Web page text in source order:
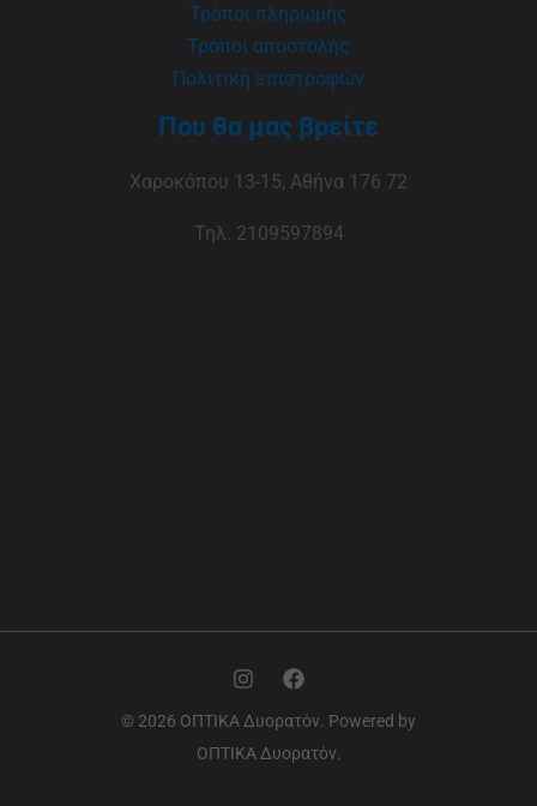
Τρόποι πληρωμής
Τρόποι αποστολής
Πολιτική επιστροφών
Που θα μας βρείτε
Χαροκόπου 13-15, Αθήνα 176 72
Τηλ. 2109597894
© 2026 ΟΠΤΙΚΑ Δυορατόν. Powered by
ΟΠΤΙΚΑ Δυορατόν.